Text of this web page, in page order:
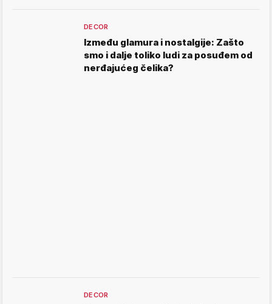
DECOR
Između glamura i nostalgije: Zašto
smo i dalje toliko ludi za posuđem od
nerđajućeg čelika?
DECOR